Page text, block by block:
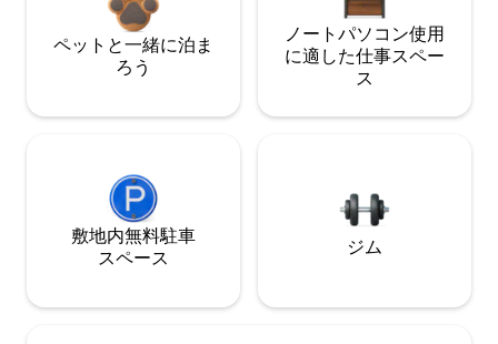
ペットと一緒に泊ま
ろう
ノートパソコン使用
に適した仕事スペー
ス
敷地内無料駐⁠車
ス⁠ペ⁠ー⁠ス
ジム